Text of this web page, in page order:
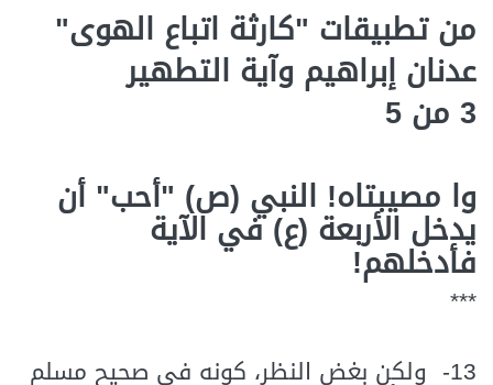
من تطبيقات "كارثة اتباع الهوى"
عدنان إبراهيم وآية التطهير
3 من 5
وا مصيبتاه! النبي (ص) "أحب" أن
يدخل الأربعة (ع) في الآية
فأدخلهم!
***
13- ولكن بغض النظر، كونه في صحيح مسلم